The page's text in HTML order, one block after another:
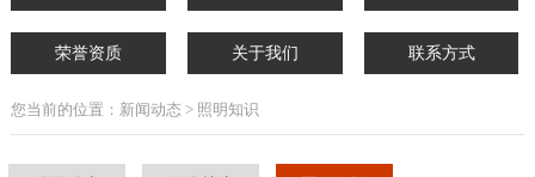
荣誉资质 关于我们 联系方式
您当前的位置：新闻动态 > 照明知识